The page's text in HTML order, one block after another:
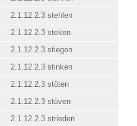
2.1.12.2.3 stehlen
2.1.12.2.3 steken
2.1.12.2.3 stiegen
2.1.12.2.3 stinken
2.1.12.2.3 stöten
2.1.12.2.3 stöven
2.1.12.2.3 strieden